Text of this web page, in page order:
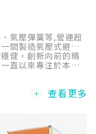
氣壓彈簧等,營運超
間製造氣壓式避震
健，創新向前的精
直以來專注於本
查看更多